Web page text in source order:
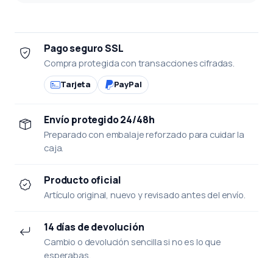
Pago seguro SSL
Compra protegida con transacciones cifradas.
Tarjeta PayPal
Envío protegido 24/48h
Preparado con embalaje reforzado para cuidar la
caja.
Producto oficial
Artículo original, nuevo y revisado antes del envío.
14 días de devolución
Cambio o devolución sencilla si no es lo que
esperabas.